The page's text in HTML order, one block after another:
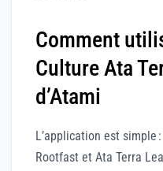
Comment
Culture Ata
d’Atami
L’application est simple
Rootfast et Ata Terra